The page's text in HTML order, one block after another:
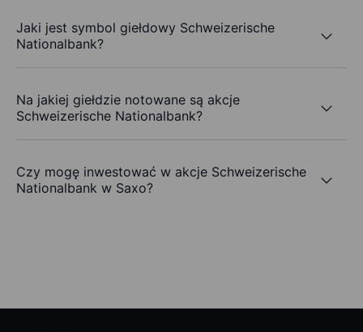
Jaki jest symbol giełdowy Schweizerische
Nationalbank?
Na jakiej giełdzie notowane są akcje
Schweizerische Nationalbank?
Czy mogę inwestować w akcje Schweizerische
Nationalbank w Saxo?